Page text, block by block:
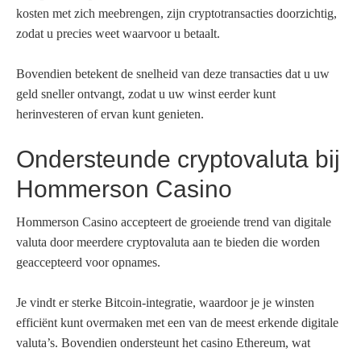
kosten met zich meebrengen, zijn cryptotransacties doorzichtig,
zodat u precies weet waarvoor u betaalt.
Bovendien betekent de snelheid van deze transacties dat u uw
geld sneller ontvangt, zodat u uw winst eerder kunt
herinvesteren of ervan kunt genieten.
Ondersteunde cryptovaluta bij
Hommerson Casino
Hommerson Casino accepteert de groeiende trend van digitale
valuta door meerdere cryptovaluta aan te bieden die worden
geaccepteerd voor opnames.
Je vindt er sterke Bitcoin-integratie, waardoor je je winsten
efficiënt kunt overmaken met een van de meest erkende digitale
valuta’s. Bovendien ondersteunt het casino Ethereum, wat